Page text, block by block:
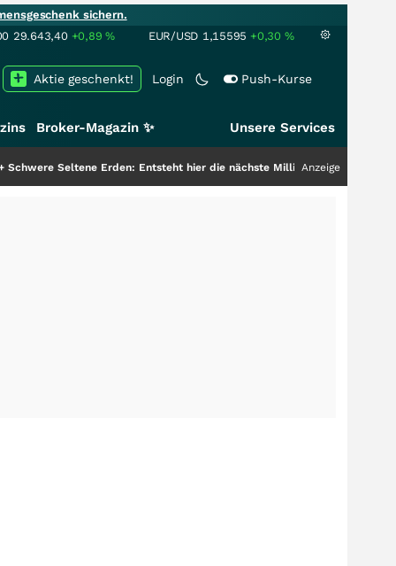
sichern.
29.643,40 +0,89% EUR/USD 1,15595 +0,30 %
Login Push-Kurse
Aktie geschenkt!
Broker-Magazin ✨ Unsere Services
Erden: Entsteht hier die nächste Milliardenstory?+++ Anzeige